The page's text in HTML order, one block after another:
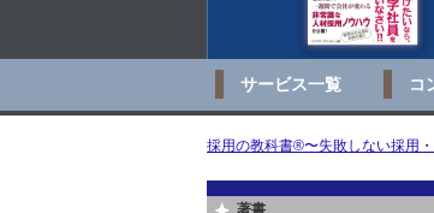
サービス一覧 コ
採用の教科書®〜失敗しない採用